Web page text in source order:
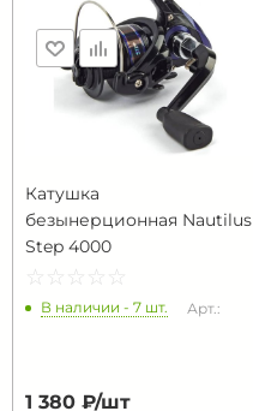
Катушка
безынерционная Nautilus
Step 4000
☆ ☆ ☆ ☆ ☆
★ ★ ★ ★ ★
В наличии - 7 шт. Арт.:
1 380 ₽/шт